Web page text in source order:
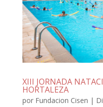
XIII JORNADA
HORTALEZA
por Fundacion Cisen |